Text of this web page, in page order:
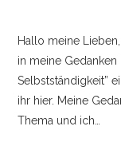
Hallo meine
in meine
Selbstständigkeit”
ihr hier. Meine
Thema und ich…